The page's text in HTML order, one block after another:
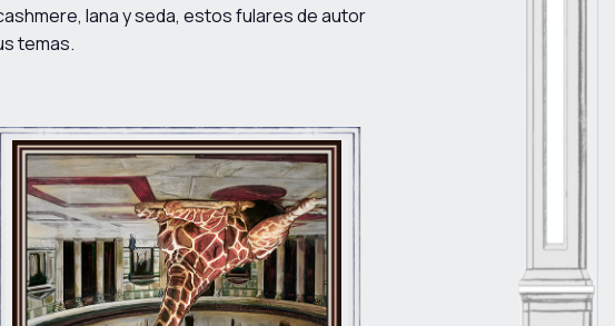
lana y seda, estos fulares de autor
temas.